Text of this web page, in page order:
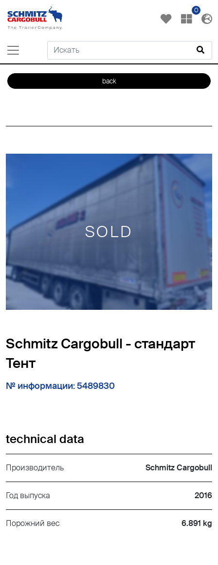
0
back
SOLD
Schmitz Cargobull - стандарт
Тент
№ информации: 5489830
technical data
Производитель Schmitz Cargobull
Год выпуска 2016
Порожний вес 6.891 kg